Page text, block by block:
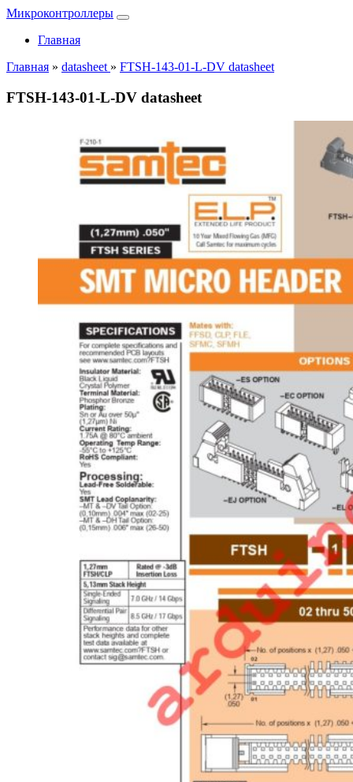
Микроконтроллеры
Главная
Главная » datasheet » FTSH-143-01-L-DV datasheet
FTSH-143-01-L-DV datasheet